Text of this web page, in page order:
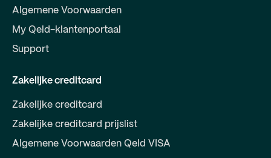
Algemene Voorwaarden
My Qeld-klantenportaal
Support
Zakelijke creditcard
Zakelijke creditcard
Zakelijke creditcard prijslist
Algemene Voorwaarden Qeld VISA